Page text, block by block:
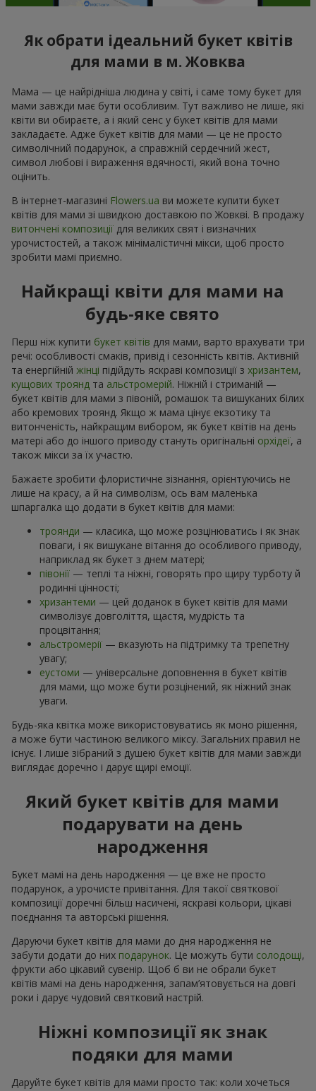
Як обрати ідеальний букет квітів
для мами в м. Жовква
Мама — це найрідніша людина у світі, і саме тому букет для
мами завжди має бути особливим. Тут важливо не лише, які
квіти ви обираєте, а і який сенс у букет квітів для мами
закладаєте. Адже букет квітів для мами — це не просто
символічний подарунок, а справжній сердечний жест,
символ любові і вираження вдячності, який вона точно
оцінить.
В інтернет-магазині Flowers.ua ви можете купити букет
квітів для мами зі швидкою доставкою по Жовкві. В продажу
витончені композиції для великих свят і визначних
урочистостей, а також мінімалістичні мікси, щоб просто
зробити мамі приємно.
Найкращі квіти для мами на
будь-яке свято
Перш ніж купити букет квітів для мами, варто врахувати три
речі: особливості смаків, привід і сезонність квітів. Активній
та енергійній жінці підійдуть яскраві композиції з хризантем,
кущових троянд та альстромерій. Ніжній і стриманій —
букет квітів для мами з півоній, ромашок та вишуканих білих
або кремових троянд. Якщо ж мама цінує екзотику та
витонченість, найкращим вибором, як букет квітів на день
матері або до іншого приводу стануть оригінальні орхідеї, а
також мікси за їх участю.
Бажаєте зробити флористичне зізнання, орієнтуючись не
лише на красу, а й на символізм, ось вам маленька
шпаргалка що додати в букет квітів для мами:
троянди — класика, що може розцінюватись і як знак
поваги, і як вишукане вітання до особливого приводу,
наприклад як букет з днем матері;
півонії — теплі та ніжні, говорять про щиру турботу й
родинні цінності;
хризантеми — цей доданок в букет квітів для мами
символізує довголіття, щастя, мудрість та
процвітання;
альстромерії — вказують на підтримку та трепетну
увагу;
еустоми — універсальне доповнення в букет квітів
для мами, що може бути розцінений, як ніжний знак
уваги.
Будь-яка квітка може використовуватись як моно рішення,
а може бути частиною великого міксу. Загальних правил не
існує. І лише зібраний з душею букет квітів для мами завжди
виглядає доречно і дарує щирі емоції.
Який букет квітів для мами
подарувати на день
народження
Букет мамі на день народження — це вже не просто
подарунок, а урочисте привітання. Для такої святкової
композиції доречні більш насичені, яскраві кольори, цікаві
поєднання та авторські рішення.
Даруючи букет квітів для мами до дня народження не
забути додати до них подарунок. Це можуть бути солодощі,
фрукти або цікавий сувенір. Щоб б ви не обрали букет
квітів мамі на день народження, запам’ятовується на довгі
роки і дарує чудовий святковий настрій.
Ніжні композиції як знак
подяки для мами
Даруйте букет квітів для мами просто так: коли хочеться